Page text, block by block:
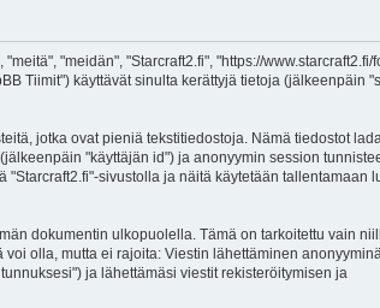
"meidän", "Starcraft2.fi", "https://www.starcraft2.fi/
Tiimit") käyttävät sinulta kerättyjä tietoja (jälkeenpäin
jotka ovat pieniä tekstitiedostoja. Nämä tiedostot
"käyttäjän id") ja anonyymin session
sivustolla ja näitä käytetään tallentamaan
dokumentin ulkopuolella. Tämä on tarkoitettu vain
olla, mutta ei rajoita: Viestin lähettäminen
ja lähettämäsi viestit rekisteröitymisen ja